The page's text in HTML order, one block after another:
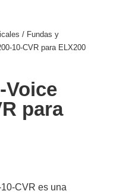
/ Fundas y
10-CVR para ELX200
Voice
para
CVR es una